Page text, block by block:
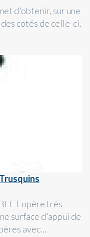
d'obtenir, sur une
cotés de celle-ci.
opère très
surface d'appui de
avec...